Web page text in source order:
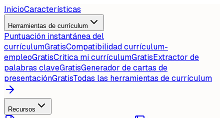
InicioCaracterísticas
Herramientas de currículum
Puntuación instantánea del
currículumGratisCompatibilidad currículum-
empleoGratisCritica mi currículumGratisExtractor de
palabras claveGratisGenerador de cartas de
presentaciónGratisTodas las herramientas de currículum
Recursos